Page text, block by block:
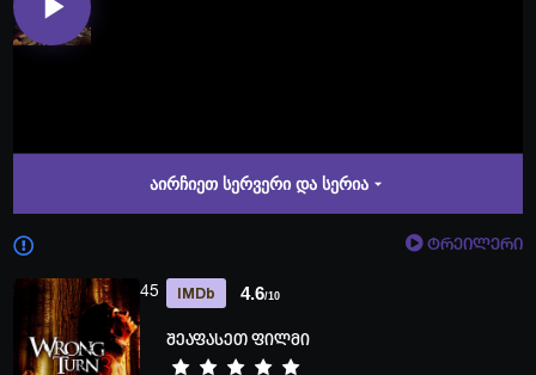
აირჩიეთ სერვერი და სერია
ტრეილერი
IMDb 4.6/10
შეაფასეთ ფილმი
45